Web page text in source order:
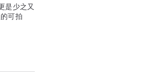
是少之又
可拍